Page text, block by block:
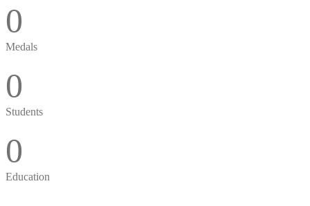
0
Medals
0
Students
0
Education